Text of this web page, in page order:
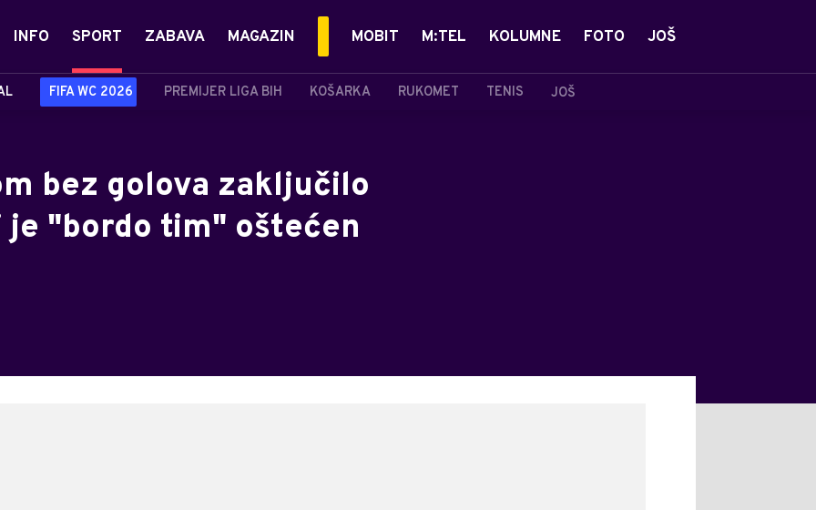
INFO SPORT
FIFA WC 2026 PREMIJER LIGA BIH KOŠARKA RUKOMET TENIS JOŠ
ZABAVA MAGAZIN MOBIT M:TEL KOLUMNE FOTO JOŠ
bez golova zaključilo
je "bordo tim" oštećen